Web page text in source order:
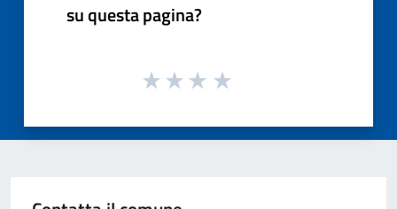
su questa pagina?